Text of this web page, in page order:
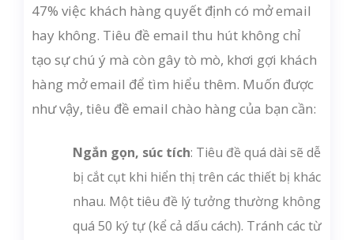
47% việc khách hàng quyết định có mở email
hay không. Tiêu đề email thu hút không chỉ
tạo sự chú ý mà còn gây tò mò, khơi gợi khách
hàng mở email để tìm hiểu thêm. Muốn được
như vậy, tiêu đề email chào hàng của bạn cần:
Ngắn gọn, súc tích: Tiêu đề quá dài sẽ dễ
bị cắt cụt khi hiển thị trên các thiết bị khác
nhau. Một tiêu đề lý tưởng thường không
quá 50 ký tự (kể cả dấu cách). Tránh các từ